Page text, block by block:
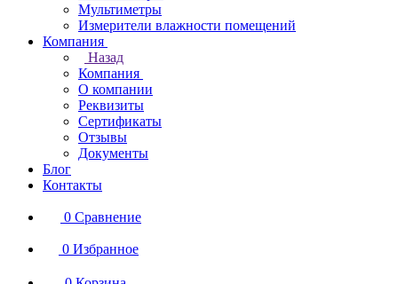
Мультиметры
Измерители влажности помещений
Компания
Назад
Компания
О компании
Реквизиты
Сертификаты
Отзывы
Документы
Блог
Контакты
0 Сравнение
0 Избранное